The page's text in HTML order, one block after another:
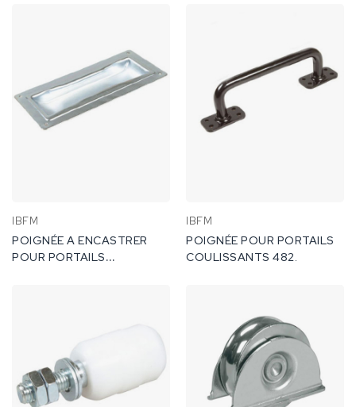
IBFM
POIGNÉE A ENCASTRER
POUR PORTAILS
IBFM
POIGNÉE POUR PORTAILS
COULISSANTS 482.